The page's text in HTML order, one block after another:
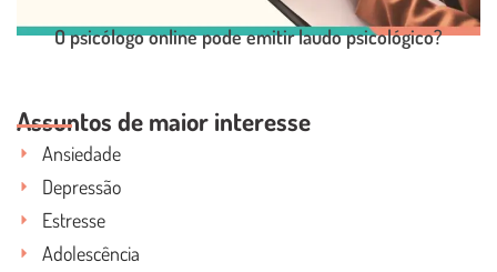
LEIA O POST COMPLETO
O psicólogo online pode emitir laudo psicológico?
Assuntos de maior interesse
Ansiedade
Depressão
Estresse
Adolescência